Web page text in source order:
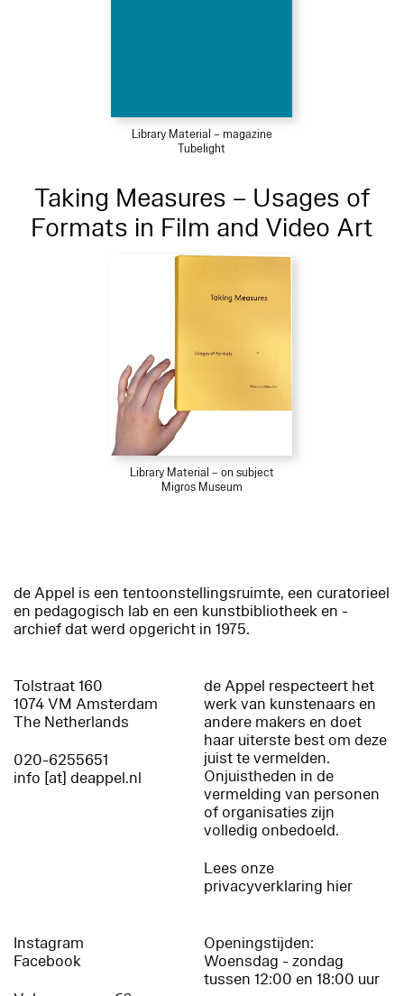
Library Material – magazine
Tubelight
Taking Measures – Usages of
Formats in Film and Video Art
Library Material – on subject
Migros Museum
de Appel is een tentoonstellingsruimte, een curatorieel
en pedagogisch lab en een kunstbibliotheek en -
archief dat werd opgericht in 1975.
Tolstraat 160
1074 VM Amsterdam
The Netherlands
020-6255651
info [at] deappel.nl
de Appel respecteert het
werk van kunstenaars en
andere makers en doet
haar uiterste best om deze
juist te vermelden.
Onjuistheden in de
vermelding van personen
of organisaties zijn
volledig onbedoeld.
Lees onze
privacyverklaring hier
Instagram
Facebook
Openingstijden:
Woensdag - zondag
tussen 12:00 en 18:00 uur